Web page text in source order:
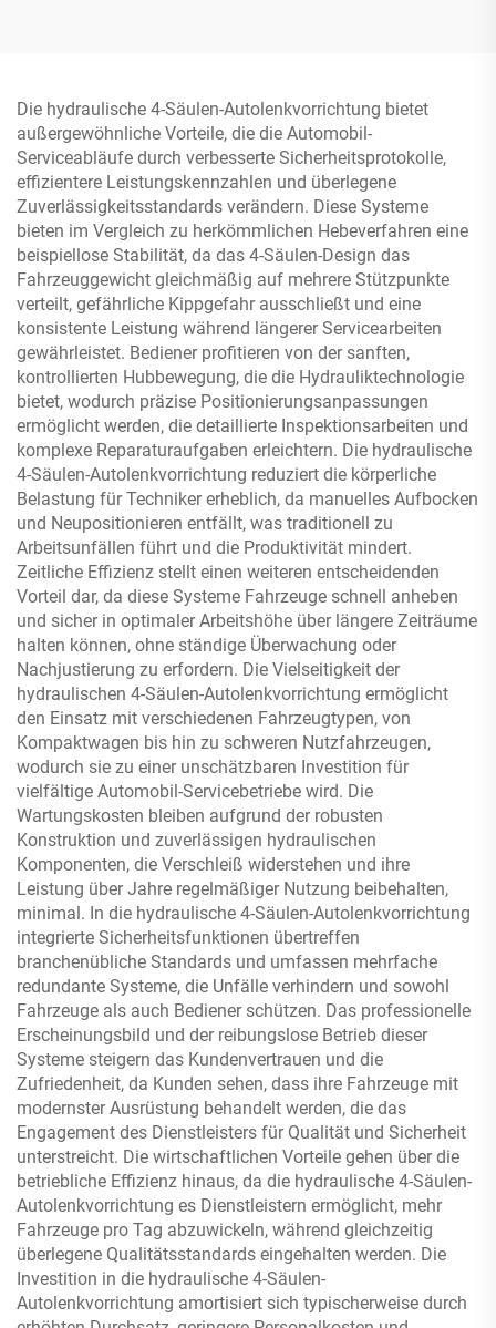
Die hydraulische 4-Säulen-Autolenkvorrichtung bietet
außergewöhnliche Vorteile, die die Automobil-
Serviceabläufe durch verbesserte Sicherheitsprotokolle,
effizientere Leistungskennzahlen und überlegene
Zuverlässigkeitsstandards verändern. Diese Systeme
bieten im Vergleich zu herkömmlichen Hebeverfahren eine
beispiellose Stabilität, da das 4-Säulen-Design das
Fahrzeuggewicht gleichmäßig auf mehrere Stützpunkte
verteilt, gefährliche Kippgefahr ausschließt und eine
konsistente Leistung während längerer Servicearbeiten
gewährleistet. Bediener profitieren von der sanften,
kontrollierten Hubbewegung, die die Hydrauliktechnologie
bietet, wodurch präzise Positionierungsanpassungen
ermöglicht werden, die detaillierte Inspektionsarbeiten und
komplexe Reparaturaufgaben erleichtern. Die hydraulische
4-Säulen-Autolenkvorrichtung reduziert die körperliche
Belastung für Techniker erheblich, da manuelles Aufbocken
und Neupositionieren entfällt, was traditionell zu
Arbeitsunfällen führt und die Produktivität mindert.
Zeitliche Effizienz stellt einen weiteren entscheidenden
Vorteil dar, da diese Systeme Fahrzeuge schnell anheben
und sicher in optimaler Arbeitshöhe über längere Zeiträume
halten können, ohne ständige Überwachung oder
Nachjustierung zu erfordern. Die Vielseitigkeit der
hydraulischen 4-Säulen-Autolenkvorrichtung ermöglicht
den Einsatz mit verschiedenen Fahrzeugtypen, von
Kompaktwagen bis hin zu schweren Nutzfahrzeugen,
wodurch sie zu einer unschätzbaren Investition für
vielfältige Automobil-Servicebetriebe wird. Die
Wartungskosten bleiben aufgrund der robusten
Konstruktion und zuverlässigen hydraulischen
Komponenten, die Verschleiß widerstehen und ihre
Leistung über Jahre regelmäßiger Nutzung beibehalten,
minimal. In die hydraulische 4-Säulen-Autolenkvorrichtung
integrierte Sicherheitsfunktionen übertreffen
branchenübliche Standards und umfassen mehrfache
redundante Systeme, die Unfälle verhindern und sowohl
Fahrzeuge als auch Bediener schützen. Das professionelle
Erscheinungsbild und der reibungslose Betrieb dieser
Systeme steigern das Kundenvertrauen und die
Zufriedenheit, da Kunden sehen, dass ihre Fahrzeuge mit
modernster Ausrüstung behandelt werden, die das
Engagement des Dienstleisters für Qualität und Sicherheit
unterstreicht. Die wirtschaftlichen Vorteile gehen über die
betriebliche Effizienz hinaus, da die hydraulische 4-Säulen-
Autolenkvorrichtung es Dienstleistern ermöglicht, mehr
Fahrzeuge pro Tag abzuwickeln, während gleichzeitig
überlegene Qualitätsstandards eingehalten werden. Die
Investition in die hydraulische 4-Säulen-
Autolenkvorrichtung amortisiert sich typischerweise durch